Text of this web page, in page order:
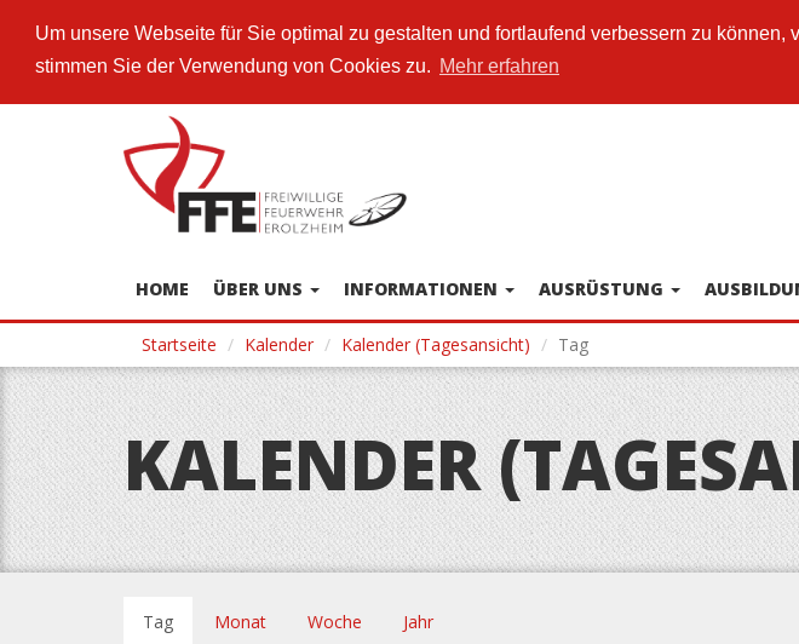
Um unsere Webseite für Sie optimal zu gestalten und fortlaufend verbessern zu
stimmen Sie der Verwendung von Cookies zu. Mehr erfahren
HOME ÜBER UNS INFORMATIONEN AUSRÜSTUNG
Startseite Kalender Kalender (Tagesansicht) Tag
KALENDER
Haupt-
Tag (aktiverMonat Woche Jahr